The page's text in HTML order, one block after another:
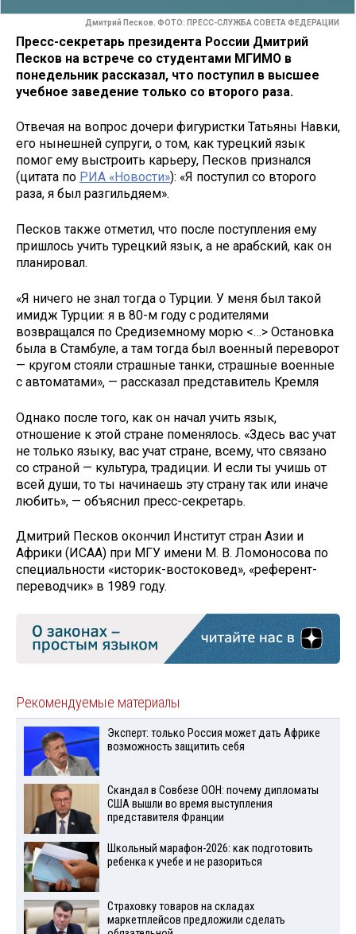
Дмитрий Песков. ФОТО: ПРЕСС-СЛУЖБА СОВЕТА ФЕДЕРАЦИИ
Пресс-секретарь президента России Дмитрий
Песков на встрече со студентами МГИМО в
понедельник рассказал, что поступил в высшее
учебное заведение только со второго раза.
Отвечая на вопрос дочери фигуристки Татьяны Навки,
его нынешней супруги, о том, как турецкий язык
помог ему выстроить карьеру, Песков признался
(цитата по РИА «Новости»): «Я поступил со второго
раза, я был разгильдяем».
Песков также отметил, что после поступления ему
пришлось учить турецкий язык, а не арабский, как он
планировал.
«Я ничего не знал тогда о Турции. У меня был такой
имидж Турции: я в 80-м году с родителями
возвращался по Средиземному морю <…> Остановка
была в Стамбуле, а там тогда был военный переворот
— кругом стояли страшные танки, страшные военные
с автоматами», — рассказал представитель Кремля
Однако после того, как он начал учить язык,
отношение к этой стране поменялось. «Здесь вас учат
не только языку, вас учат стране, всему, что связано
со страной — культура, традиции. И если ты учишь от
всей души, то ты начинаешь эту страну так или иначе
любить», — объяснил пресс-секретарь.
Дмитрий Песков окончил Институт стран Азии и
Африки (ИСАА) при МГУ имени М. В. Ломоносова по
специальности «историк-востоковед», «референт-
переводчик» в 1989 году.
Рекомендуемые материалы
Эксперт: только Россия может дать Африке
возможность защитить себя
Скандал в Совбезе ООН: почему дипломаты
США вышли во время выступления
представителя Франции
Школьный марафон-2026: как подготовить
ребенка к учебе и не разориться
Страховку товаров на складах
маркетплейсов предложили сделать